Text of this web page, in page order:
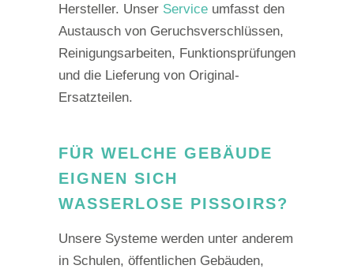
Hersteller. Unser Service umfasst den
Austausch von Geruchsverschlüssen,
Reinigungsarbeiten, Funktionsprüfungen
und die Lieferung von Original-
Ersatzteilen.
FÜR WELCHE GEBÄUDE
EIGNEN SICH
WASSERLOSE PISSOIRS?
Unsere Systeme werden unter anderem
in Schulen, öffentlichen Gebäuden,